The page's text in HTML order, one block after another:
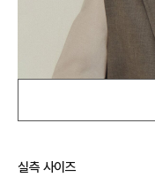
실측 사이즈